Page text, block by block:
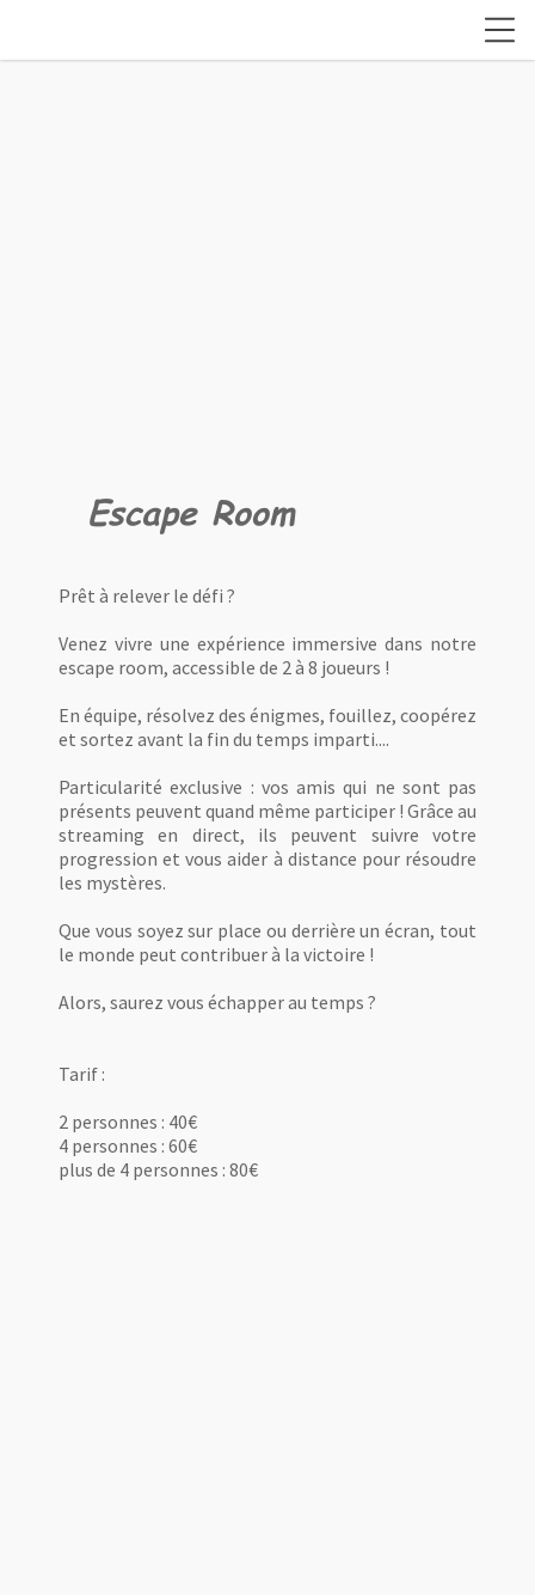
Escape Room
Prêt à relever le défi ?
Venez vivre une expérience immersive dans notre
escape room, accessible de 2 à 8 joueurs !
En équipe, résolvez des énigmes, fouillez, coopérez
et sortez avant la fin du temps imparti....
Particularité exclusive : vos amis qui ne sont pas
présents peuvent quand même participer ! Grâce au
streaming en direct, ils peuvent suivre votre
progression et vous aider à distance pour résoudre
les mystères.
Que vous soyez sur place ou derrière un écran, tout
le monde peut contribuer à la victoire !
Alors, saurez vous échapper au temps ?
Tarif :
2 personnes : 40€
4 personnes : 60€
plus de 4 personnes : 80€